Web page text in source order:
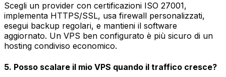
Scegli un provider con certificazioni ISO 27001,
implementa HTTPS/SSL, usa firewall personalizzati,
esegui backup regolari, e mantieni il software
aggiornato. Un VPS ben configurato è più sicuro di un
hosting condiviso economico.
5. Posso scalare il mio VPS quando il traffico cresce?